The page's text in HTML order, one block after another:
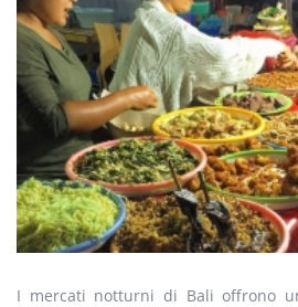
I mercati notturni di Bali offrono